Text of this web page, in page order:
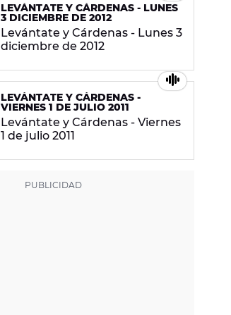
LEVÁNTATE Y CÁRDENAS - LUNES
3 DICIEMBRE DE 2012
Levántate y Cárdenas - Lunes 3
diciembre de 2012
LEVÁNTATE Y CÁRDENAS -
VIERNES 1 DE JULIO 2011
Levántate y Cárdenas - Viernes
1 de julio 2011